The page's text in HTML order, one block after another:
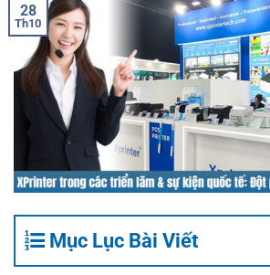
28
Th10
Mục Lục Bài Viết